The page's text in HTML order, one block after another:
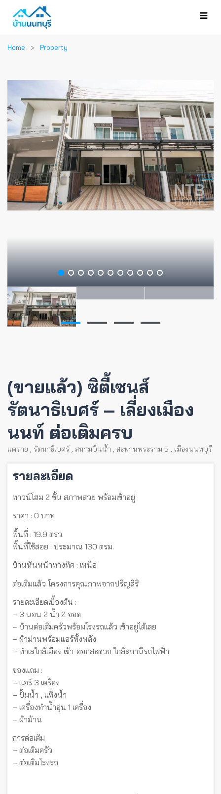
Home Property
(ขายแล้ว) ซิตี้เซนส์
รัตนาธิเบศร์ – เลี่ยงเมือง
นนท์ ต่อเติมครบ
แคราย , รัตนาธิเบศร์ , สนามบินน้ำ , สะพานพระราม 5 , เมืองนนทบุรี
รายละเอียด
ทาวน์โฮม 2 ชั้น สภาพสวย พร้อมเข้าอยู่
ราคา : 0 บาท
พื้นที่ : 19.9 ตรว.
พื้นที่ใช้สอย : ประมาณ 130 ตรม.
บ้านหันหน้าทางทิศ : เหนือ
ต่อเติมแล้ว โครงการคุณภาพจากปริญสิริ
รายละเอียดเบื้องต้น :
– 3 นอน 2 น้ำ 2 จอด
– บ้านต่อเติมครัวพร้อมโรงรถแล้ว เข้าอยู่ได้เลย
– ผ้าม่านพร้อมแอร์ทั้งหลัง
– ทำเลใกล้เมือง เข้า-ออกสะดวก ใกล้สถานีรถไฟฟ้า
ของแถม :
– แอร์ 3 เครื่อง
– ปั้มน้ำ , แท๊งน้ำ
– เครื่องทำน้ำอุ่น 1 เครื่อง
– ผ้าม้าน
การต่อเติม
– ต่อเติมครัว
– ต่อเติมโรงรถ